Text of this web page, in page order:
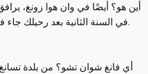
أين هو؟ أيضًا في وان هوا زونغ،
في السنة الثانية بعد رحيلك جاء فانغ شوان تشو إلى تيان داو تشنغ.
أي فانغ شوان تشو؟ من بلدة تسانغ